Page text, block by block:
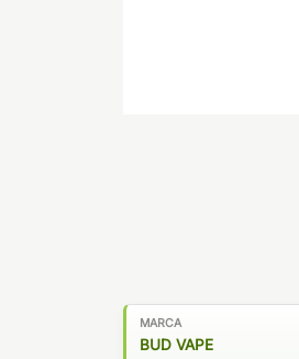
MARCA
BUD VAPE